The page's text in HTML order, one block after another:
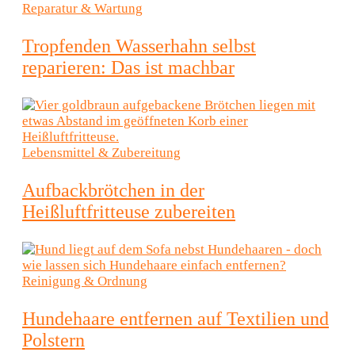
praktische
Tipps
und
ehrliche
Ratgeber
für
deinen
Alltag
Reparatur & Wartung
Tropfenden Wasserhahn selbst
reparieren: Das ist machbar
Lebensmittel & Zubereitung
Aufbackbrötchen in der
Heißluftfritteuse zubereiten
Reinigung & Ordnung
Hundehaare entfernen auf Textilien und
Polstern